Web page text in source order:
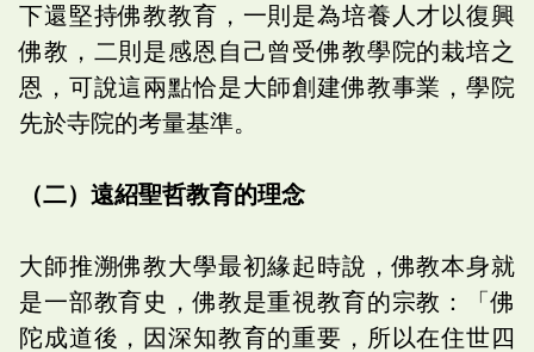
下還堅持佛教教育，一則是為培養人才以復興
佛教，二則是感恩自己曾受佛教學院的栽培之
恩，可說這兩點恰是大師創建佛教事業，學院
先於寺院的考量基準。
（二）遠紹聖哲教育的理念
大師推溯佛教大學最初緣起時說，佛教本身就
是一部教育史，佛教是重視教育的宗教：「佛
陀成道後，因深知教育的重要，所以在住世四